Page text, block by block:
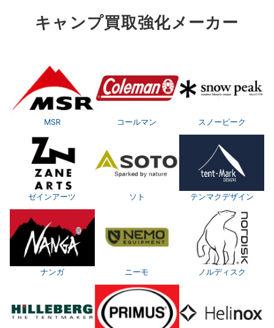
キャンプ買取強化メーカー
MSR コールマン スノーピーク
ゼインアーツ ソト テンマクデザイン
ナンガ ニーモ ノルディスク